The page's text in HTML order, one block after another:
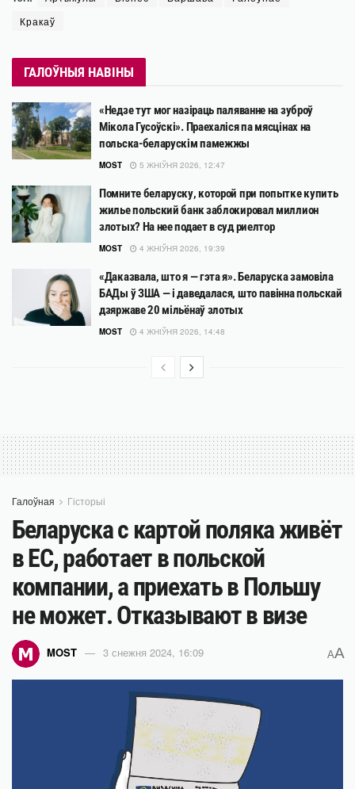
Кракаў
ГАЛОЎНЫЯ НАВІНЫ
«Недзе тут мог назіраць паляванне на зуброў
Мікола Гусоўскі». Праехаліся па мясцінах на
польска-беларускім памежжы
MOST 5 ЖНІЎНЯ 2026, 12:47
Помните беларуску, которой при попытке купить
жилье польский банк заблокировал миллион
злотых? На нее подает в суд риелтор
MOST 4 ЖНІЎНЯ 2026, 19:39
«Даказвала, што я — гэта я». Беларуска замовіла
БАДы ў ЗША — і даведалася, што павінна польскай
дзяржаве 20 мільёнаў злотых
MOST 4 ЖНІЎНЯ 2026, 14:48
Галоўная Гісторыі
Беларуска с картой поляка живёт
в ЕС, работает в польской
компании, а приехать в Польшу
не может. Отказывают в визе
MOST 3 снежня 2024, 16:09 AA